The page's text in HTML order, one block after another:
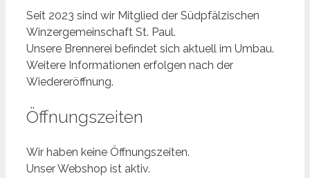
Seit 2023 sind wir Mitglied der Südpfälzischen
Winzergemeinschaft St. Paul.
Unsere Brennerei befindet sich aktuell im Umbau.
Weitere Informationen erfolgen nach der
Wiedereröffnung.
Öffnungszeiten
Wir haben keine Öffnungszeiten.
Unser Webshop ist aktiv.